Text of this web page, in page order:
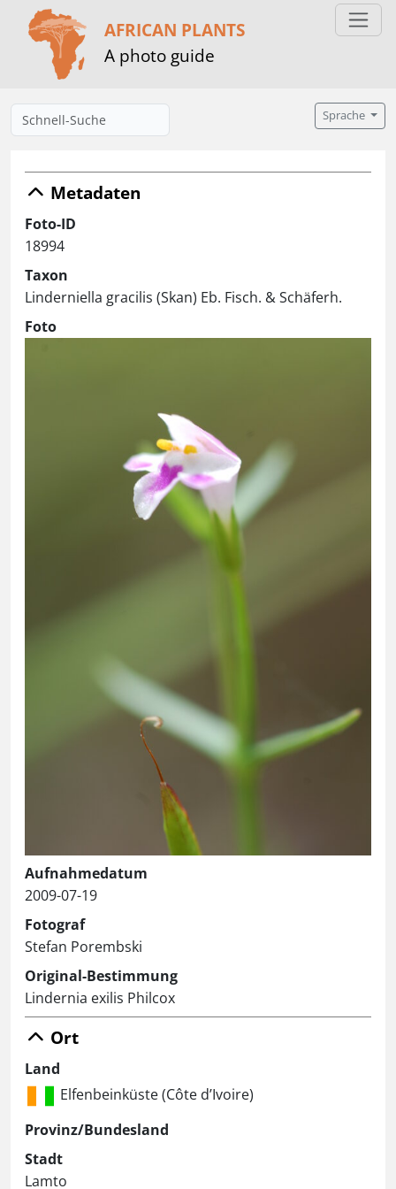
AFRICAN PLANTS
A photo guide
Sprache
Metadaten
Foto-ID
18994
Taxon
Linderniella gracilis (Skan) Eb. Fisch. & Schäferh.
Foto
Aufnahmedatum
2009-07-19
Fotograf
Stefan Porembski
Original-Bestimmung
Lindernia exilis Philcox
Ort
Land
Elfenbeinküste (Côte d’Ivoire)
Provinz/Bundesland
Stadt
Lamto